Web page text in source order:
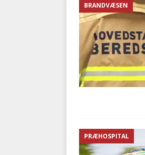
BRANDVÆSEN
PRÆHOSPITAL